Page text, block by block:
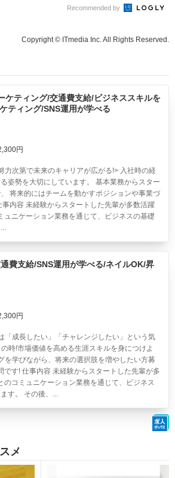
Recommended by
Copyright © ITmedia Inc. All Rights Reserved.
ケティング/交通費支給/ビジネススキルを
ティング/SNS運用が学べる
円
力次第で未来のキャリアが広がる!> 入社時の経
姿勢を大切にしています。 基本業務からスター
将来的にはチームを動かすポジションや事業づ
事内容 未経験からスタートした先輩が多数活躍
ュニケーション業務を通じて、ビジネスの基礎
費支給/SNS運用が学べる/ネイルOK/昇
円
「成長したい」「チャレンジしたい」という気
時!市場価値を高める生涯スキルを身につけよ
を学びながら、将来の選択肢を増やしたい方募
です! 仕事内容 未経験からスタートした先輩が多
のコミュニケーション業務を通じて、ビジネス
す。 その後、...
メ